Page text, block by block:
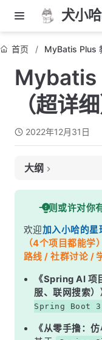
犬小
首页 MyBatis Plus
Mybatis
（超详细
2022年12月31日
大纲
表结构
定义实体类
开始删除数据
Mapper 层
Service 层
一则或许对你
欢迎加入小哈的星
（4个项目都能
路线 / 社群讨论 /
《Spring AI 项
服、联网搜索）
Spring Boot
《从零手撸：